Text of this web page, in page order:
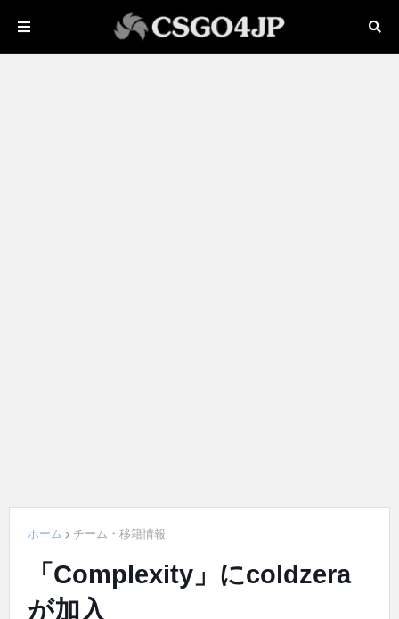
ホーム チーム・移籍情報
「Complexity」にcoldzera
が加入